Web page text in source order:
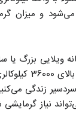
و میزان
ویلایی بزرگ یا
زندگی
نیاز